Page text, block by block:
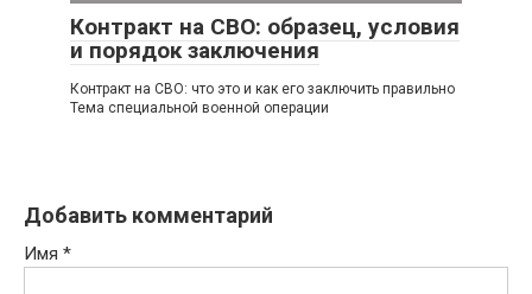
Контракт на СВО: образец, условия
и порядок заключения
Контракт на СВО: что это и как его заключить правильно
Тема специальной военной операции
Добавить комментарий
Имя *